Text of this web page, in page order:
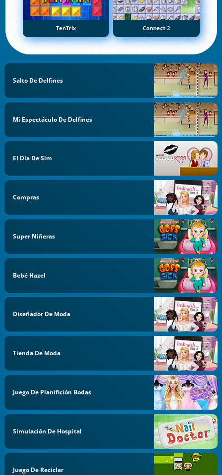
TenTrix Connect 2
Salto De Delfines
Mi Espectáculo De Delfines
El Día De Sim
Compras
Super Niñeras
Bebé Hazel
Diseñador De Moda
Tienda De Moda
Juego De Planifición Bodas
Simulación De Hospital
Juego De Reciclar